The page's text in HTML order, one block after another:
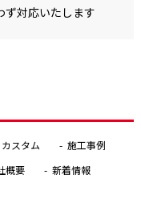
ず対応いたします
カスタム
施工事例
概要
新着情報